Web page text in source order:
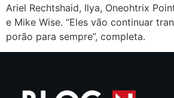
Ariel Rechtshaid, Ilya, Oneohtrix
e Mike Wise. “Eles vão continuar
porão para sempre”, completa.